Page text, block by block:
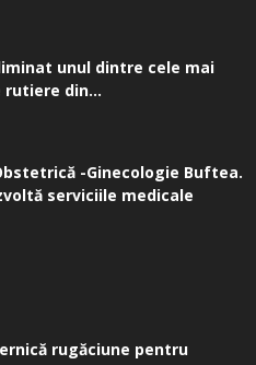
unul dintre cele mai
rutiere din...
-Ginecologie Buftea.
serviciile medicale
rugăciune pentru